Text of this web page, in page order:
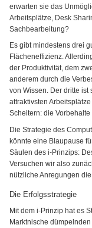
erwarten sie das
Arbeitsplätze, Desk
Sachbearbeitung?
Es gibt mindestens drei
Flächeneffizienz.
der Produktivität, dem
anderem durch die
von Wissen. Der dritte
attraktivsten
Scheitern: die
Die Strategie des
könnte eine Blaupause
Säulen des i-Prinzips:
Versuchen wir also
nützliche Anregungen
Die Erfolgsstrategie
Mit dem i-Prinzip hat es
Marktnische